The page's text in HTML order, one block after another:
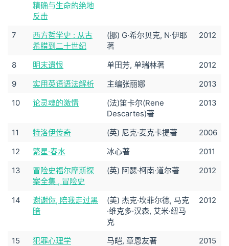
精确与生命的绝地
反击
7
西方哲学史 : 从古
希腊到二十世纪
(挪) G·希尔贝克, N·伊耶
著
2012
8 明末遺恨 单田芳, 单瑞林著
2012
9
实用英语语法解析 主编张丽娜
2013
10
论灵魂的激情
(法)笛卡尔(Rene
Descartes)著
2013
11 特洛伊传奇 (英) 尼克·麦克卡提著
2006
12
繁星·春水 冰心著
2011
13
冒险史福尔摩斯探
案全集 , 冒险史
(英) 阿瑟·柯南·道尔著 2012
14
谢谢你, 陪我走过黑
暗
(美) 杰克·坎菲尔德, 马克
·维克多·汉森, 艾米·纽马
克
2012
15 犯罪心理学 马皑, 章恩友著
2015